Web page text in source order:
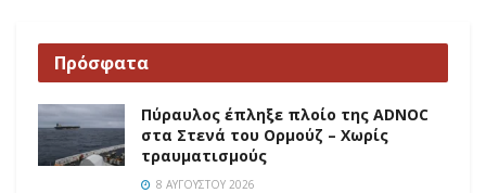
Πρόσφατα
Πύραυλος έπληξε πλοίο της ADNOC
στα Στενά του Ορμούζ – Χωρίς
τραυματισμούς
8 ΑΥΓΟΎΣΤΟΥ 2026